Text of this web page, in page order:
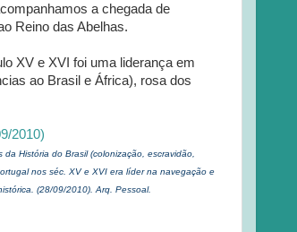
a chegada de
Reino das Abelhas.
XV e XVI foi uma liderança em
ao Brasil e África), rosa dos
História do Brasil (colonização, escravidão,
nos séc. XV e XVI era líder na navegação e
(28/09/2010). Arq. Pessoal.